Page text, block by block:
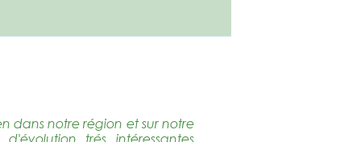
dans notre région et sur notre
trés intéressantes